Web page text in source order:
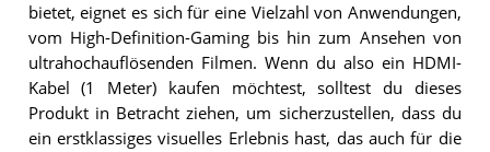
bietet, eignet es sich für eine Vielzahl von Anwendungen,
vom High-Definition-Gaming bis hin zum Ansehen von
ultrahochauflösenden Filmen. Wenn du also ein HDMI-
Kabel (1 Meter) kaufen möchtest, solltest du dieses
Produkt in Betracht ziehen, um sicherzustellen, dass du
ein erstklassiges visuelles Erlebnis hast, das auch für die